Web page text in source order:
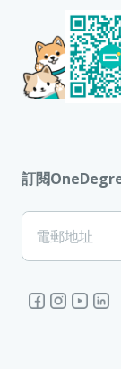
訂閱
電郵地址